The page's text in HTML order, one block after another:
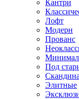
Кантри
Лофт
Модерн
Прованс
Под
Элитные